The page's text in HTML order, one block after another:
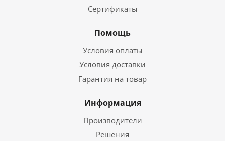
Сертификаты
Помощь
Условия оплаты
Условия доставки
Гарантия на товар
Информация
Производители
Решения